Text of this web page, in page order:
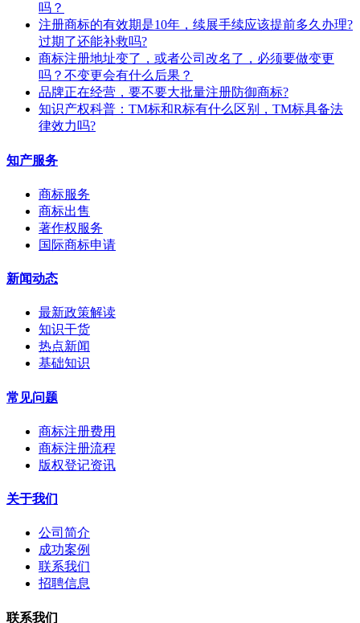
吗？
注册商标的有效期是10年，续展手续应该提前多久办理?
过期了还能补救吗?
商标注册地址变了，或者公司改名了，必须要做变更
吗？不变更会有什么后果？
​品牌正在经营，要不要大批量注册防御商标?
知识产权科普：TM标和R标有什么区别，TM标具备法
律效力吗?
知产服务
商标服务
商标出售
著作权服务
国际商标申请
新闻动态
最新政策解读
知识干货
热点新闻
基础知识
常见问题
商标注册费用
商标注册流程
版权登记资讯
关于我们
公司简介
成功案例
联系我们
招聘信息
联系我们